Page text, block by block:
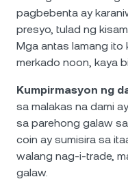
pagbebenta ay
presyo, tulad ng
Mga antas lamang ito
merkado noon, kaya
Kumpirmasyon ng
sa malakas na dami
sa parehong galaw
coin ay sumisira sa
walang nag-i-trade,
galaw.